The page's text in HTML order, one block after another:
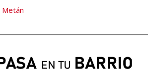
Metán